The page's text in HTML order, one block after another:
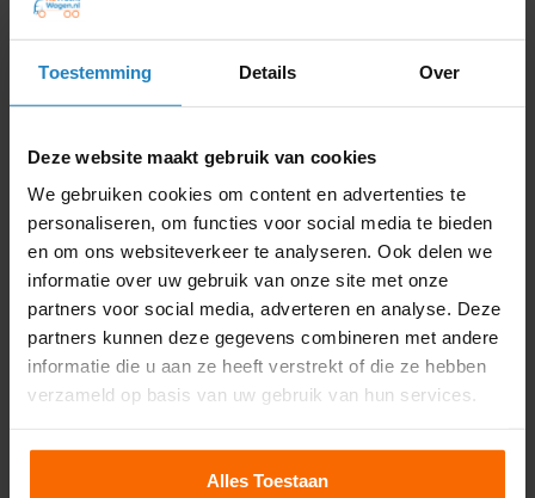
Toestemming Details Over
Deze website maakt gebruik van cookies
We gebruiken cookies om content en advertenties te
personaliseren, om functies voor social media te bieden
en om ons websiteverkeer te analyseren. Ook delen we
informatie over uw gebruik van onze site met onze
partners voor social media, adverteren en analyse. Deze
partners kunnen deze gegevens combineren met andere
informatie die u aan ze heeft verstrekt of die ze hebben
verzameld op basis van uw gebruik van hun services.
Alles Toestaan

13 fout mag hebben had ik er
maar 5 en je krijgt les van
leuke begleidsters die je
gerust stellen en je steunen
wat top dit
“
Damian Naliboff

cbr vragen al met al top
bedrijf en goede uitleg
”
Lars Cruiming